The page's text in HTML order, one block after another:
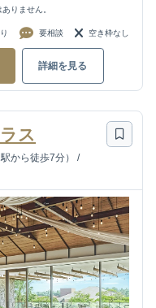
りません。
要相談 空き枠なし
詳細を見る
ス
から徒歩7分）
/